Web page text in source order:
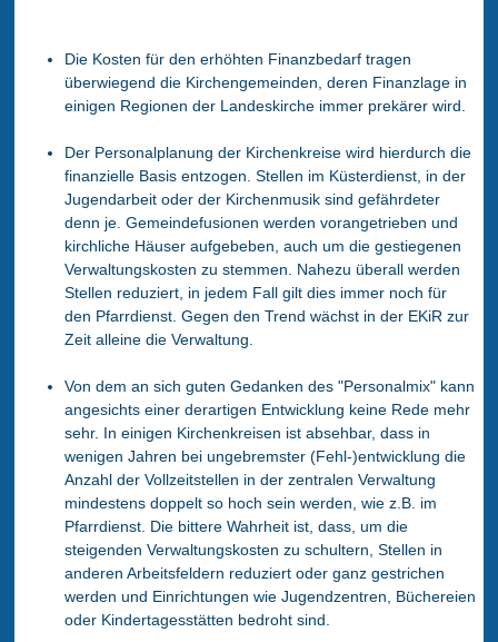
Die Kosten für den erhöhten Finanzbedarf tragen
überwiegend die Kirchengemeinden, deren Finanzlage in
einigen Regionen der Landeskirche immer prekärer wird.
Der Personalplanung der Kirchenkreise wird hierdurch die
finanzielle Basis entzogen. Stellen im Küsterdienst, in der
Jugendarbeit oder der Kirchenmusik sind gefährdeter
denn je. Gemeindefusionen werden vorangetrieben und
kirchliche Häuser aufgebeben, auch um die gestiegenen
Verwaltungskosten zu stemmen. Nahezu überall werden
Stellen reduziert, in jedem Fall gilt dies immer noch für
den Pfarrdienst. Gegen den Trend wächst in der EKiR zur
Zeit alleine die Verwaltung.
Von dem an sich guten Gedanken des "Personalmix" kann
angesichts einer derartigen Entwicklung keine Rede mehr
sehr. In einigen Kirchenkreisen ist absehbar, dass in
wenigen Jahren bei ungebremster (Fehl-)entwicklung die
Anzahl der Vollzeitstellen in der zentralen Verwaltung
mindestens doppelt so hoch sein werden, wie z.B. im
Pfarrdienst. Die bittere Wahrheit ist, dass, um die
steigenden Verwaltungskosten zu schultern, Stellen in
anderen Arbeitsfeldern reduziert oder ganz gestrichen
werden und Einrichtungen wie Jugendzentren, Büchereien
oder Kindertagesstätten bedroht sind.